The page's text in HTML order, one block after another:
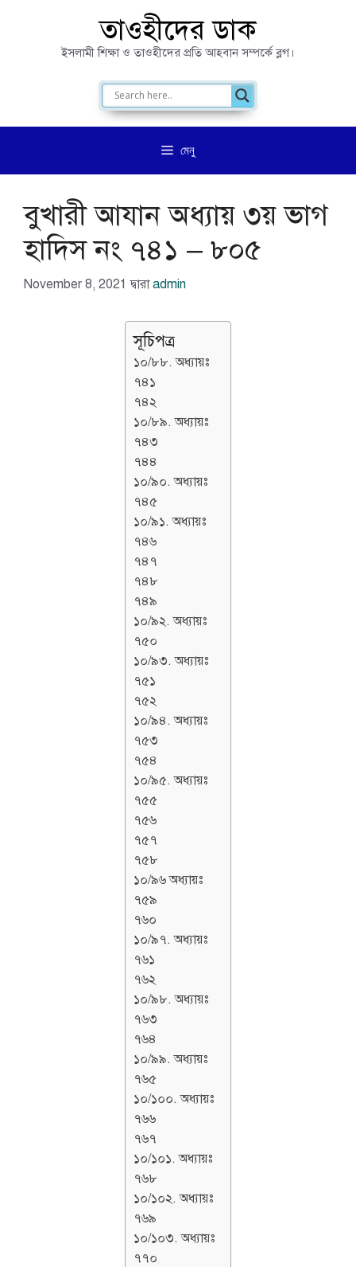
তাওহীদের ডাক
ইসলামী শিক্ষা ও তাওহীদের প্রতি আহবান সম্পর্কে ব্লগ।
মেনু
বুখারী আযান অধ্যায় ৩য় ভাগ
হাদিস নং ৭৪১ – ৮০৫
November 8, 2021 দ্বারাadmin
সূচিপত্র
১০/৮৮. অধ্যায়ঃ
৭৪১
৭৪২
১০/৮৯. অধ্যায়ঃ
৭৪৩
৭৪৪
১০/৯০. অধ্যায়ঃ
৭৪৫
১০/৯১. অধ্যায়ঃ
৭৪৬
৭৪৭
৭৪৮
৭৪৯
১০/৯২. অধ্যায়ঃ
৭৫০
১০/৯৩. অধ্যায়ঃ
৭৫১
৭৫২
১০/৯৪. অধ্যায়ঃ
৭৫৩
৭৫৪
১০/৯৫. অধ্যায়ঃ
৭৫৫
৭৫৬
৭৫৭
৭৫৮
১০/৯৬ অধ্যায়ঃ
৭৫৯
৭৬০
১০/৯৭. অধ্যায়ঃ
৭৬১
৭৬২
১০/৯৮. অধ্যায়ঃ
৭৬৩
৭৬৪
১০/৯৯. অধ্যায়ঃ
৭৬৫
১০/১০০. অধ্যায়ঃ
৭৬৬
৭৬৭
১০/১০১. অধ্যায়ঃ
৭৬৮
১০/১০২. অধ্যায়ঃ
৭৬৯
১০/১০৩. অধ্যায়ঃ
৭৭০